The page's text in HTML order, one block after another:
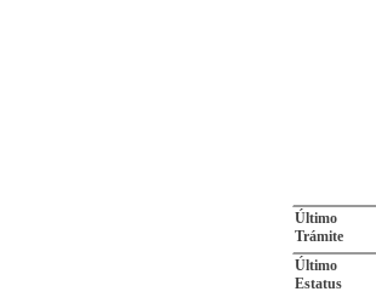
Último
Trámite
Último
Estatus